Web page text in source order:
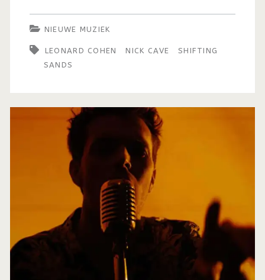
NIEUWE MUZIEK
LEONARD COHEN NICK CAVE
SHIFTING
SANDS